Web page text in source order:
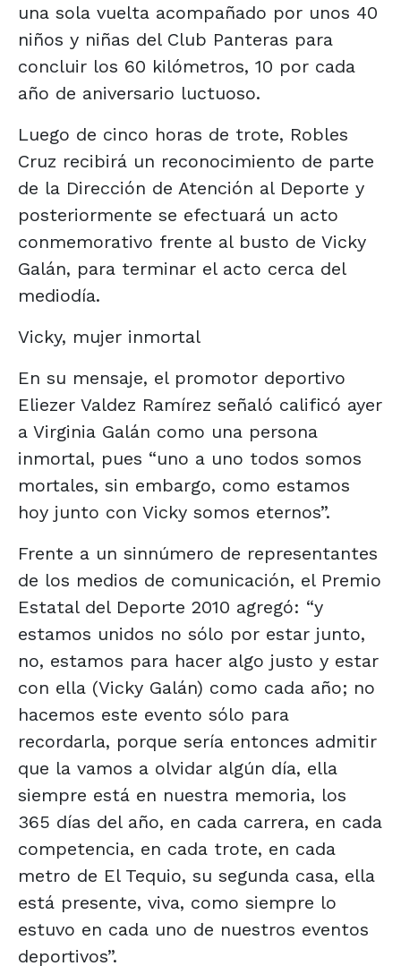
una sola vuelta acompañado por unos 40
niños y niñas del Club Panteras para
concluir los 60 kilómetros, 10 por cada
año de aniversario luctuoso.
Luego de cinco horas de trote, Robles
Cruz recibirá un reconocimiento de parte
de la Dirección de Atención al Deporte y
posteriormente se efectuará un acto
conmemorativo frente al busto de Vicky
Galán, para terminar el acto cerca del
mediodía.
Vicky, mujer inmortal
En su mensaje, el promotor deportivo
Eliezer Valdez Ramírez señaló calificó ayer
a Virginia Galán como una persona
inmortal, pues “uno a uno todos somos
mortales, sin embargo, como estamos
hoy junto con Vicky somos eternos”.
Frente a un sinnúmero de representantes
de los medios de comunicación, el Premio
Estatal del Deporte 2010 agregó: “y
estamos unidos no sólo por estar junto,
no, estamos para hacer algo justo y estar
con ella (Vicky Galán) como cada año; no
hacemos este evento sólo para
recordarla, porque sería entonces admitir
que la vamos a olvidar algún día, ella
siempre está en nuestra memoria, los
365 días del año, en cada carrera, en cada
competencia, en cada trote, en cada
metro de El Tequio, su segunda casa, ella
está presente, viva, como siempre lo
estuvo en cada uno de nuestros eventos
deportivos”.